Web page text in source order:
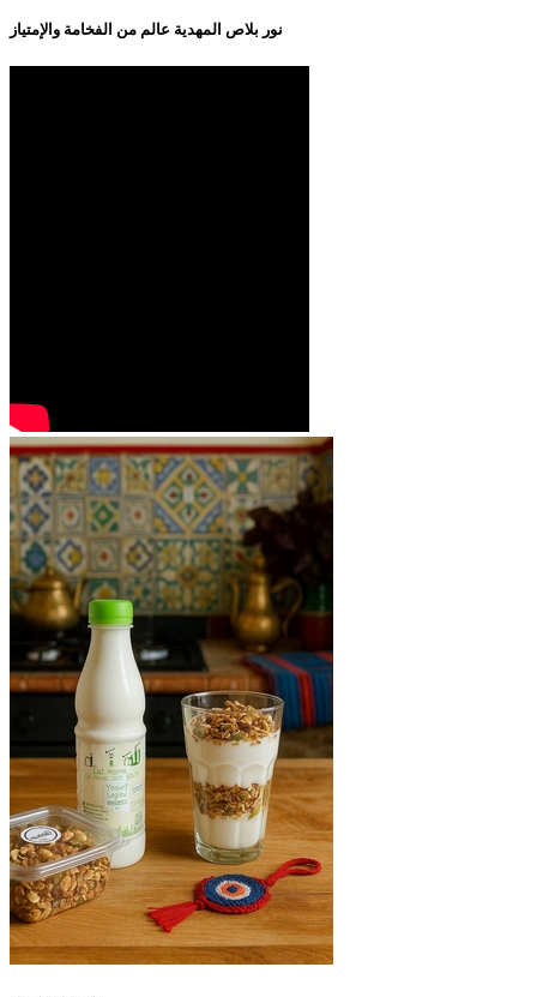
نور بلاص المهدية عالم من الفخامة والإمتياز